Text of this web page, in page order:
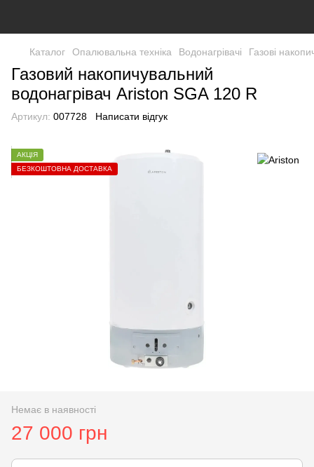
Каталог Опалювальна техніка Водонагрівачі Газові
Газовий накопичувальний
водонагрівач Ariston SGA 120 R
Артикул: 007728 Написати відгук
АКЦІЯ
БЕЗКОШТОВНА ДОСТАВКА
Немає в наявності
27 000 грн